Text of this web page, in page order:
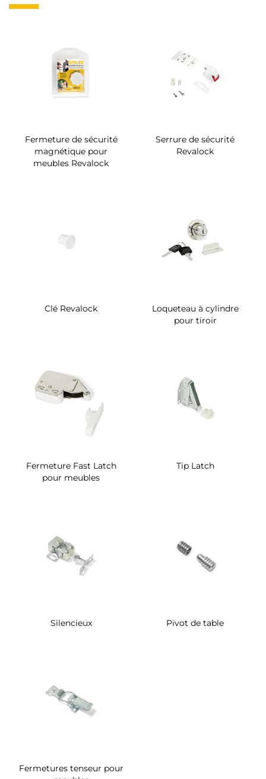
Fermeture de sécurité
magnétique pour
meubles Revalock
Serrure de sécurité
Revalock
Clé Revalock
Loqueteau à cylindre
pour tiroir
Fermeture Fast Latch
pour meubles
Tip Latch
Silencieux Pivot de table
Fermetures tenseur pour